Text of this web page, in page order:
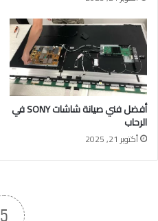
أفضل فني صيانة شاشات SONY في
الرحاب
أكتوبر 21, 2025
5